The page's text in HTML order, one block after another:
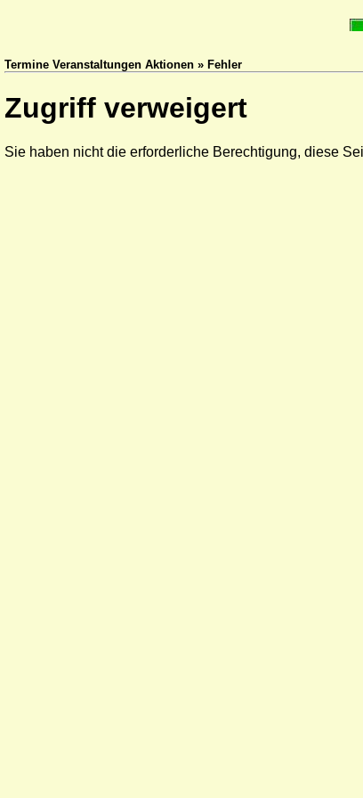
Termine Veranstaltungen Aktionen » Fehler
Zugriff verweigert
Sie haben nicht die erforderliche Berechtigung, diese